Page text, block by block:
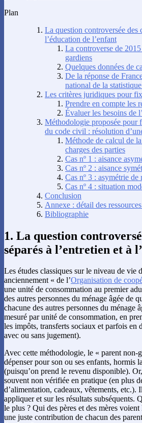
Plan
La question controversée des
l’éducation de l’enfant
La controverse de
gardiens
Quelques données de
De la réponse de
national de la
Les critères juridiques pour
Prendre en compte les
Évaluer les besoins de
Méthodologie proposée pour
du code civil : résolution
Méthode de calcul de
charges des parties
Cas nº 1 : aisance
Cas nº 2 : aisance
Cas nº 3 : asymétrie de
Cas nº 4 : situation
Conclusion
Annexe : détail des
Bibliographie
1. La question
séparés à l’entretien et à
Les études classiques sur le niveau de vie
anciennement « de l’Organisation de
une unité de consommation au premier
des autres personnes du ménage âgée de
chacune des autres personnes du ménage
mesuré par unité de consommation, en
les impôts, transferts sociaux et parfois en
avec ou sans jugement).
Avec cette méthodologie, le « parent non-
dépenser pour son ou ses enfants, hormis
(puisqu’on prend le revenu disponible).
souvent non vérifiée en pratique (en plus
d’alimentation, cadeaux, vêtements,
appliquer et sur les résultats
le plus ? Qui des pères et des mères
une juste contribution de chacun des